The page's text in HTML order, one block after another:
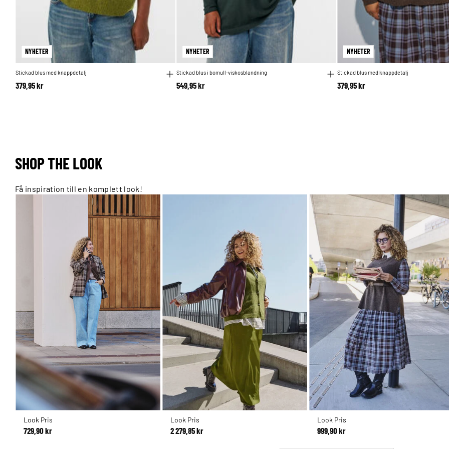
NYHETER
Stickad blus med knappdetalj
379,95 kr
NYHETER
Stickad blus i bomull-viskosblandning
549,95 kr
NYHETER
Stickad blus med knappdetalj
379,95 kr
SHOP THE LOOK
Få inspiration till en komplett look!
Look Pris
729,90 kr
Look Pris
2 279,85 kr
Look Pris
999,90 kr